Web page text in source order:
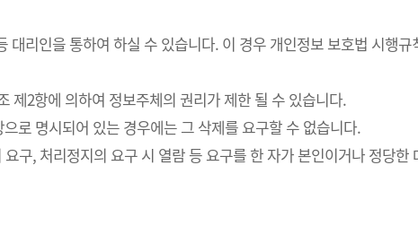
리인을 통하여 하실 수 있습니다. 이 경우 개인정보 보호법 시행규
2항에 의하여 정보주체의 권리가 제한 될 수 있습니다.
로 명시되어 있는 경우에는 그 삭제를 요구할 수 없습니다.
구, 처리정지의 요구 시 열람 등 요구를 한 자가 본인이거나 정당한